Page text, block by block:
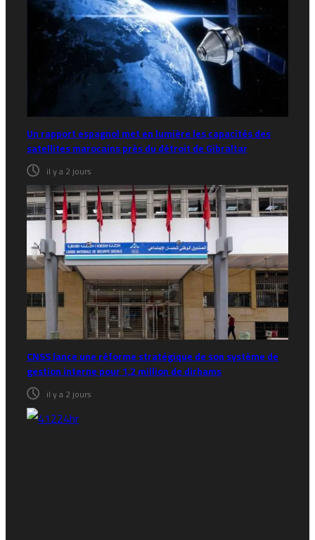
Un rapport espagnol met en lumière les capacités des
satellites marocains près du détroit de Gibraltar
il y a 2 jours
CNSS lance une réforme stratégique de son système de
gestion interne pour 1,2 million de dirhams
il y a 2 jours